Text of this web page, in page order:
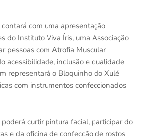
com uma apresentação
do Instituto Viva Íris, uma Associação
pessoas com Atrofia Muscular
acessibilidade, inclusão e qualidade
representará o Bloquinho do Xulé
com instrumentos confeccionados
curtir pintura facial, participar do
e da oficina de confecção de rostos